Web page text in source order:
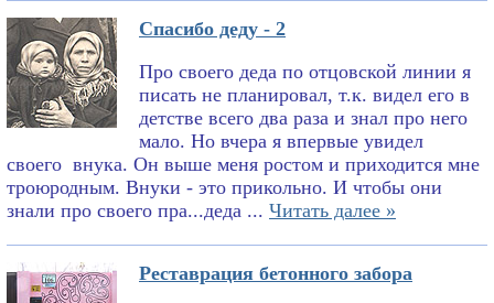
Спасибо деду - 2
Про своего деда по отцовской линии я
писать не планировал, т.к. видел его в
детстве всего два раза и знал про него
мало. Но вчера я впервые увидел
своего внука. Он выше меня ростом и приходится мне
троюродным. Внуки - это прикольно. И чтобы они
знали про своего пра...деда ... Читать далее »
Реставрация бетонного забора